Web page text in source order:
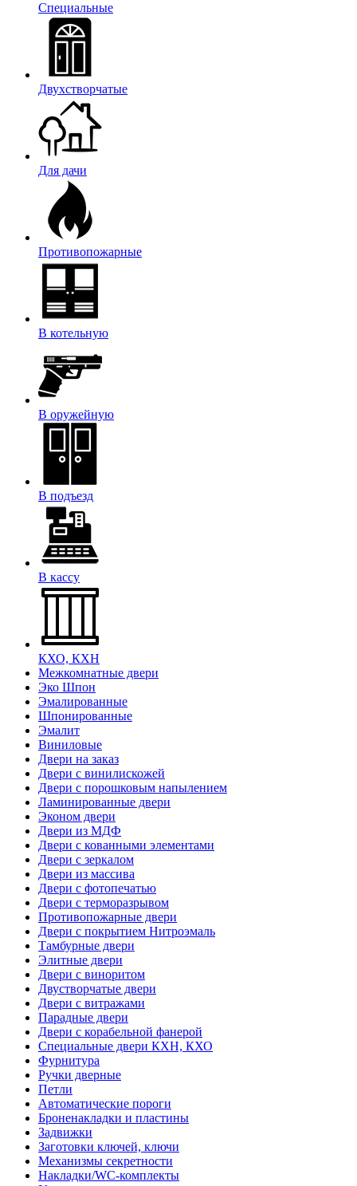
Специальные
Двухстворчатые
Для дачи
Противопожарные
В котельную
В оружейную
В подъезд
В кассу
КХО, КХН
Межкомнатные двери
Эко Шпон
Эмалированные
Шпонированные
Эмалит
Виниловые
Двери на заказ
Двери с винилискожей
Двери с порошковым напылением
Ламинированные двери
Эконом двери
Двери из МДФ
Двери с кованными элементами
Двери с зеркалом
Двери из массива
Двери с фотопечатью
Двери с терморазрывом
Противопожарные двери
Двери с покрытием Нитроэмаль
Тамбурные двери
Элитные двери
Двери с виноритом
Двустворчатые двери
Двери с витражами
Парадные двери
Двери с корабельной фанерой
Специальные двери КХН, КХО
Фурнитура
Ручки дверные
Петли
Автоматические пороги
Броненакладки и пластины
Задвижки
Заготовки ключей, ключи
Механизмы секретности
Накладки/WC-комплекты